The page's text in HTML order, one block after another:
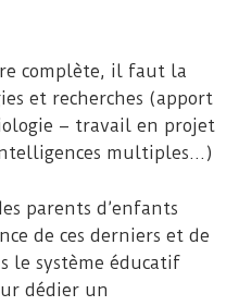
complète, il faut la
et recherches (apport
– travail en projet
multiples…)
parents d’enfants
de ces derniers et de
le système éducatif
dédier un